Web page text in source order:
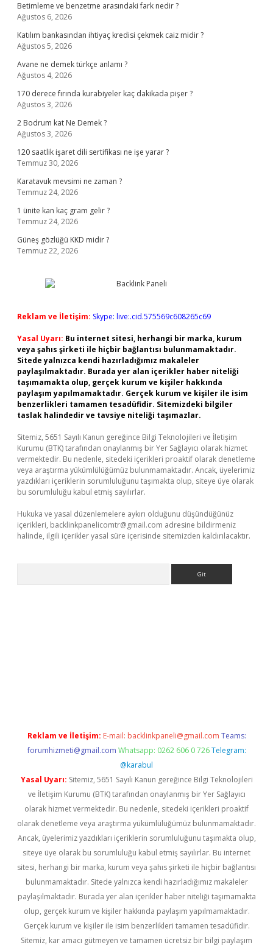
Betimleme ve benzetme arasındaki fark nedir ?
Ağustos 6, 2026
Katılım bankasından ihtiyaç kredisi çekmek caiz midir ?
Ağustos 5, 2026
Avane ne demek türkçe anlamı ?
Ağustos 4, 2026
170 derece fırında kurabiyeler kaç dakikada pişer ?
Ağustos 3, 2026
2 Bodrum kat Ne Demek ?
Ağustos 3, 2026
120 saatlik işaret dili sertifikası ne işe yarar ?
Temmuz 30, 2026
Karatavuk mevsimi ne zaman ?
Temmuz 24, 2026
1 ünite kan kaç gram gelir ?
Temmuz 24, 2026
Güneş gözlüğü KKD midir ?
Temmuz 22, 2026
Reklam ve İletişim: Skype: live:.cid.575569c608265c69
Yasal Uyarı: Bu internet sitesi, herhangi bir marka, kurum
veya şahıs şirketi ile hiçbir bağlantısı bulunmamaktadır.
Sitede yalnızca kendi hazırladığımız makaleler
paylaşılmaktadır. Burada yer alan içerikler haber niteliği
taşımamakta olup, gerçek kurum ve kişiler hakkında
paylaşım yapılmamaktadır. Gerçek kurum ve kişiler ile isim
benzerlikleri tamamen tesadüfidir. Sitemizdeki bilgiler
taslak halindedir ve tavsiye niteliği taşımazlar.
Sitemiz, 5651 Sayılı Kanun gereğince Bilgi Teknolojileri ve İletişim
Kurumu (BTK) tarafından onaylanmış bir Yer Sağlayıcı olarak hizmet
vermektedir. Bu nedenle, sitedeki içerikleri proaktif olarak denetleme
veya araştırma yükümlülüğümüz bulunmamaktadır. Ancak, üyelerimiz
yazdıkları içeriklerin sorumluluğunu taşımakta olup, siteye üye olarak
bu sorumluluğu kabul etmiş sayılırlar.
Hukuka ve yasal düzenlemelere aykırı olduğunu düşündüğünüz
içerikleri, backlinkpanelicomtr@gmail.com adresine bildirmeniz
halinde, ilgili içerikler yasal süre içerisinde sitemizden kaldırılacaktır.
Reklam ve İletişim: E-mail: backlinkpaneli@gmail.com Teams:
forumhizmeti@gmail.com Whatsapp: 0262 606 0 726 Telegram:
@karabul
Yasal Uyarı: Sitemiz, 5651 Sayılı Kanun gereğince Bilgi Teknolojileri
ve İletişim Kurumu (BTK) tarafından onaylanmış bir Yer Sağlayıcı
olarak hizmet vermektedir. Bu nedenle, sitedeki içerikleri proaktif
olarak denetleme veya araştırma yükümlülüğümüz bulunmamaktadır.
Ancak, üyelerimiz yazdıkları içeriklerin sorumluluğunu taşımakta olup,
siteye üye olarak bu sorumluluğu kabul etmiş sayılırlar. Bu internet
sitesi, herhangi bir marka, kurum veya şahıs şirketi ile hiçbir bağlantısı
bulunmamaktadır. Sitede yalnızca kendi hazırladığımız makaleler
paylaşılmaktadır. Burada yer alan içerikler haber niteliği taşımamakta
olup, gerçek kurum ve kişiler hakkında paylaşım yapılmamaktadır.
Gerçek kurum ve kişiler ile isim benzerlikleri tamamen tesadüfidir.
Sitemiz, kar amacı gütmeyen ve tamamen ücretsiz bir bilgi paylaşım